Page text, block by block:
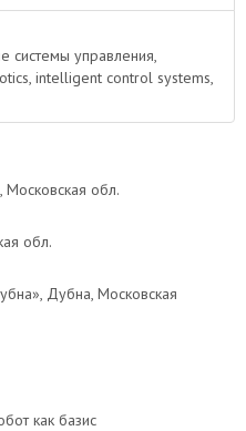
системы управления,
intelligent control systems,
обл.
обл.
Дубна, Московская
как базис